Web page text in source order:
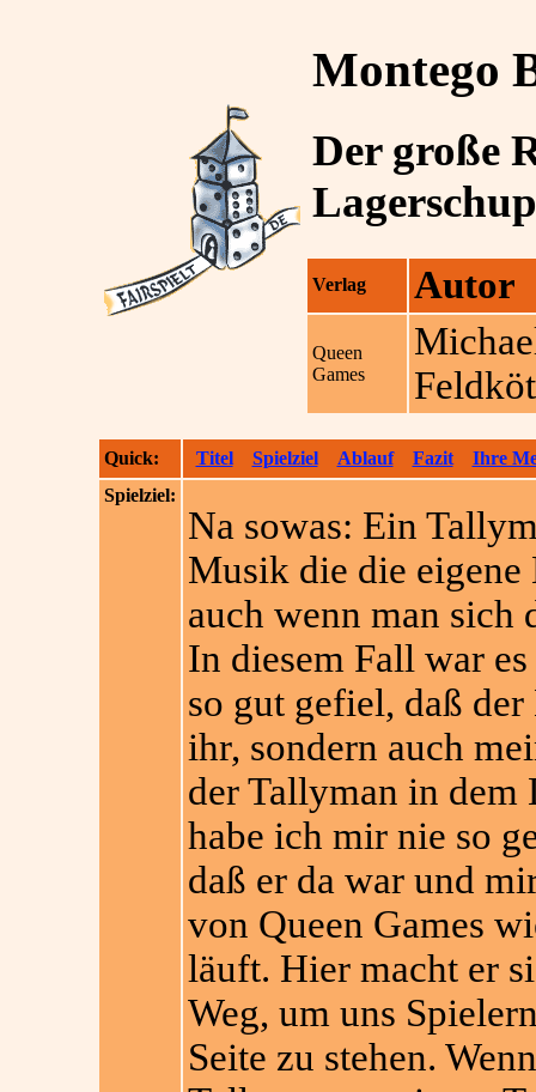
Montego
Der große
Verlag Autor
Queen
Games
Quick: Titel Spielziel Ablauf Fazit
Ihre
Spielziel:
Na sowas: Ein
Musik die die
auch wenn man
In diesem Fall war
so gut gefiel, daß
ihr, sondern auch
der Tallyman in dem
habe ich mir nie so
daß er da war und
von Queen Games
läuft. Hier macht er
Weg, um uns
Seite zu stehen.